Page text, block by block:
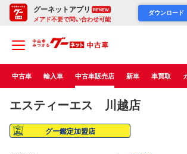
グーネットアプリ RENEW
メアド不要で問い合わせ可能
ダウンロード
中古車 輸入車 中古車販売店 新車 車買取
エスティーエス 川越店
グー鑑定加盟店